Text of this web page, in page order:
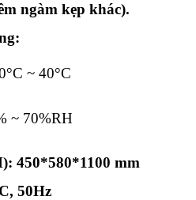
ngàm kẹp khác).
~ 40°C
70%RH
450*580*1100 mm
50Hz